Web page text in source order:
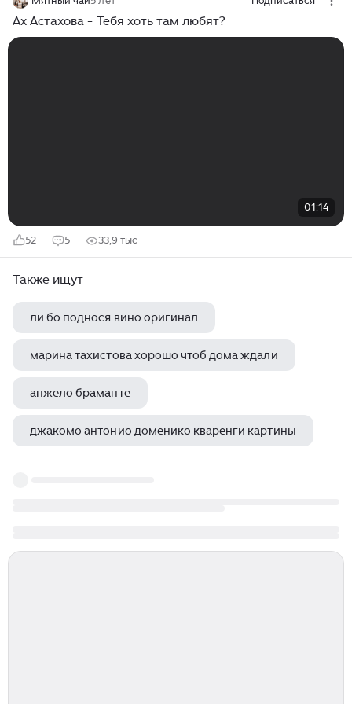
Ах Астахова - Тебя хоть там любят?
01:14
52 5 33,9 тыс
Также ищут
ли бо поднося вино оригинал
марина тахистова хорошо чтоб дома ждали
анжело браманте
джакомо антонио доменико кваренги картины